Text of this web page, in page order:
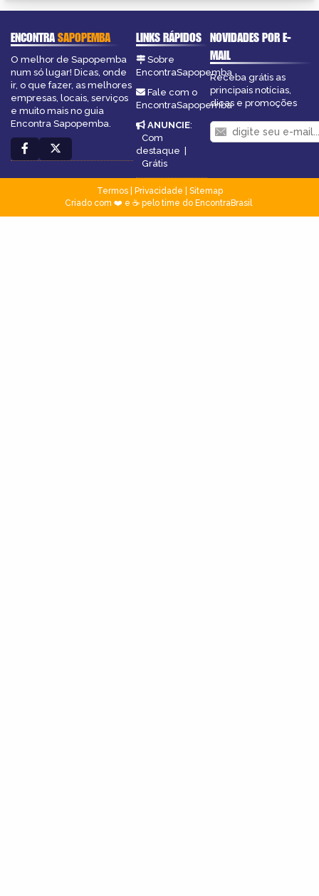
ENCONTRASAPOPEMBA
O melhor de Sapopemba
num só lugar! Dicas, onde
ir, o que fazer, as melhores
empresas, locais, serviços
e muito mais no guia
Encontra Sapopemba.
LINKS RÁPIDOS
Sobre
EncontraSapopemba
Fale com o
EncontraSapopemba
ANUNCIE:
Com
destaque |
Grátis
NOVIDADES POR E-
MAIL
Receba grátis as
principais notícias,
dicas e promoções
Termos| Privacidade
Sitemap
Criado com ❤️ e ☕ pelo time do EncontraBrasil